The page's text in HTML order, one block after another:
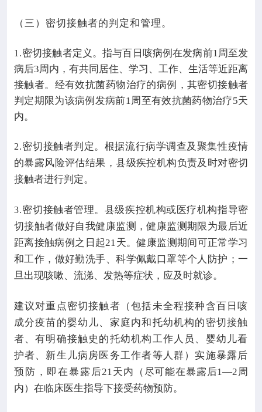
（三）密切接触者的判定和管理。
1.密切接触者定义。指与百日咳病例在发病前1 周至发
病后3周内，有共同居住、学习、工作、生活等近距离
接触者。经有效抗菌药物治疗的病例，其密切接触者
判定期限为该病例发病前1 周至有效抗菌药物治疗5天
内。
2.密切接触者判定。根据流行病学调查及聚集性疫情
的暴露风险评估结果，县级疾控机构负责及时对密切
接触者进行判定。
3.密切接触者管理。县级疾控机构或医疗机构指导密
切接触者做好自我健康监测，健康监测期限为最后近
距离接触病例之日起21 天。健康监测期间可正常学习
和工作，做好勤洗手、科学佩戴口罩等个人防护；一
旦出现咳嗽、流涕、发热等症状，应及时就诊。
建议对重点密切接触者（包括未全程接种含百日咳
成分疫苗的婴幼儿、家庭内和托幼机构的密切接触
者、有明确接触史的托幼机构工作人员、婴幼儿看
护者、新生儿病房医务工作者等人群）实施暴露后
预防，即在暴露后21 天内（尽可能在暴露后1—2 周
内）在临床医生指导下接受药物预防。